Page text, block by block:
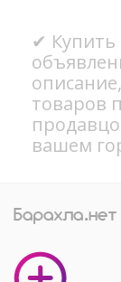
✔ Купить
товаров
вашем